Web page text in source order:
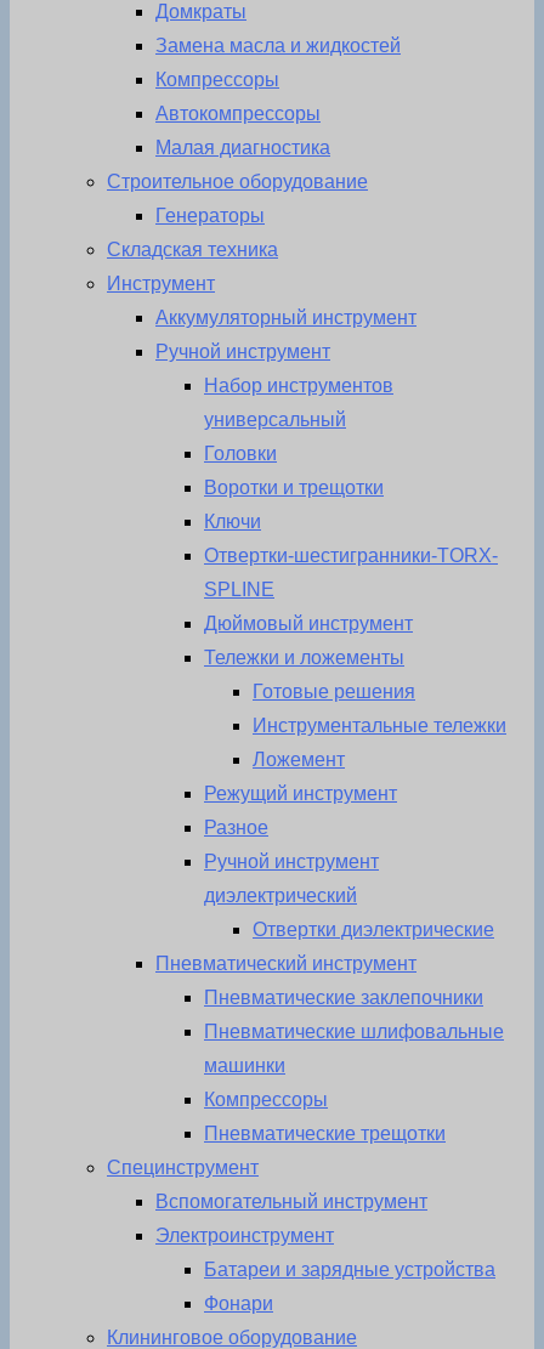
Домкраты
Замена масла и жидкостей
Компрессоры
Автокомпрессоры
Малая диагностика
Строительное оборудование
Генераторы
Складская техника
Инструмент
Аккумуляторный инструмент
Ручной инструмент
Набор инструментов
универсальный
Головки
Воротки и трещотки
Ключи
Отвертки-шестигранники-TORX-
SPLINE
Дюймовый инструмент
Тележки и ложементы
Готовые решения
Инструментальные тележки
Ложемент
Режущий инструмент
Разное
Ручной инструмент
диэлектрический
Отвертки диэлектрические
Пневматический инструмент
Пневматические заклепочники
Пневматические шлифовальные
машинки
Компрессоры
Пневматические трещотки
Специнструмент
Вспомогательный инструмент
Электроинструмент
Батареи и зарядные устройства
Фонари
Клининговое оборудование